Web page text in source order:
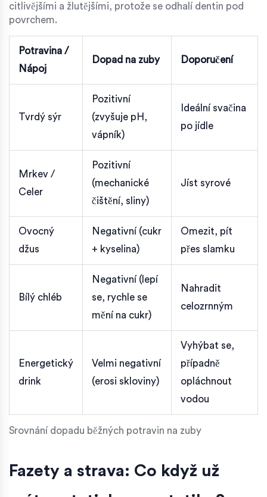
citlivějšími a žlutějšími, protože se odhalí dentin pod
povrchem.
Srovnání dopadu běžných potravin na zuby
Potravina /
Nápoj
Dopad na zuby Doporučení
Tvrdý sýr
Pozitivní
(zvyšuje pH,
vápník)
Ideální svačina
po jídle
Mrkev /
Celer
Pozitivní
(mechanické
čištění, sliny)
Jíst syrové
Ovocný
džus
Negativní (cukr
+ kyselina)
Omezit, pít
přes slamku
Bílý chléb
Negativní (lepí
se, rychle se
mění na cukr)
Nahradit
celozrnným
Energetický
drink
Velmi negativní
(erosi skloviny)
Vyhýbat se,
případně
opláchnout
vodou
Fazety a strava: Co když už